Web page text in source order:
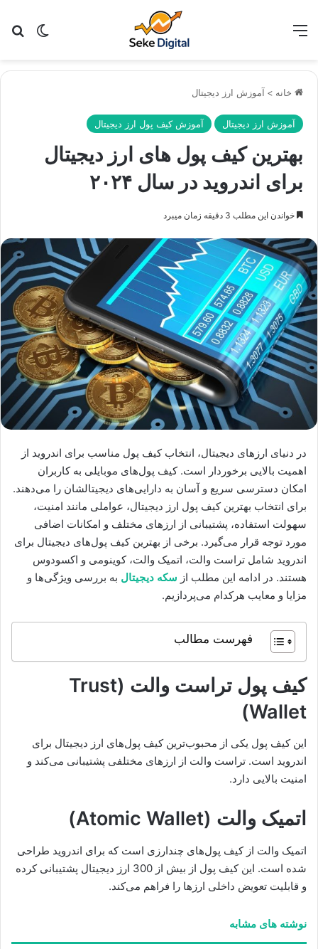
تغییر منو
خانه > آموزش ارز دیجیتال
آموزش ارز دیجیتال آموزش کیف پول ارز دیجیتال
بهترین کیف پول های ارز دیجیتال
برای اندروید در سال ۲۰۲۴
خواندن این مطلب 3 دقیقه زمان میبرد
در دنیای ارزهای دیجیتال، انتخاب کیف پول مناسب برای اندروید از
اهمیت بالایی برخوردار است. کیف پول‌های موبایلی به کاربران
امکان دسترسی سریع و آسان به دارایی‌های دیجیتالشان را می‌دهند.
برای انتخاب بهترین کیف پول ارز دیجیتال، عواملی مانند امنیت،
سهولت استفاده، پشتیبانی از ارزهای مختلف و امکانات اضافی
مورد توجه قرار می‌گیرد. برخی از بهترین کیف پول‌های دیجیتال برای
اندروید شامل تراست والت، اتمیک والت، کوینومی و اکسودوس
هستند. در ادامه این مطلب از سکه دیجیتال به بررسی ویژگی‌ها و
مزایا و معایب هرکدام می‌پردازیم.
فهرست مطالب
کیف پول تراست والت (Trust
Wallet)
این کیف پول یکی از محبوب‌ترین کیف پول‌های ارز دیجیتال برای
اندروید است. تراست والت از ارزهای مختلفی پشتیبانی می‌کند و
امنیت بالایی دارد.
اتمیک والت (Atomic Wallet)
اتمیک والت از کیف پول‌های چندارزی است که برای اندروید طراحی
شده است. این کیف پول از بیش از 300 ارز دیجیتال پشتیبانی کرده
و قابلیت تعویض داخلی ارزها را فراهم می‌کند.
نوشته های مشابه